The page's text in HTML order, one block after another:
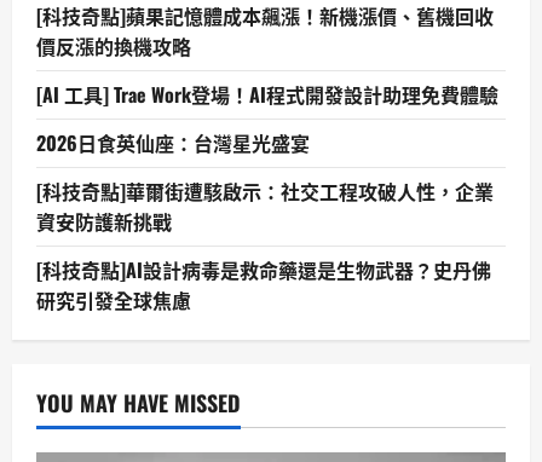
[科技奇點]蘋果記憶體成本飆漲！新機漲價、舊機回收
價反漲的換機攻略
[AI 工具] Trae Work登場！AI程式開發設計助理免費體驗
2026日食英仙座：台灣星光盛宴
[科技奇點]華爾街遭駭啟示：社交工程攻破人性，企業
資安防護新挑戰
[科技奇點]AI設計病毒是救命藥還是生物武器？史丹佛
研究引發全球焦慮
YOU MAY HAVE MISSED